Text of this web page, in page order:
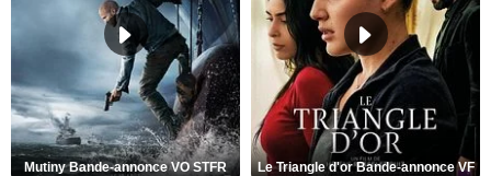
Mutiny Bande-annonce VO STFR Le Triangle d'or Bande-annonce VF